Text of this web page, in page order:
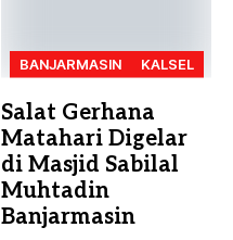
BANJARMASIN KALSEL
Salat Gerhana
Matahari Digelar
di Masjid Sabilal
Muhtadin
Banjarmasin